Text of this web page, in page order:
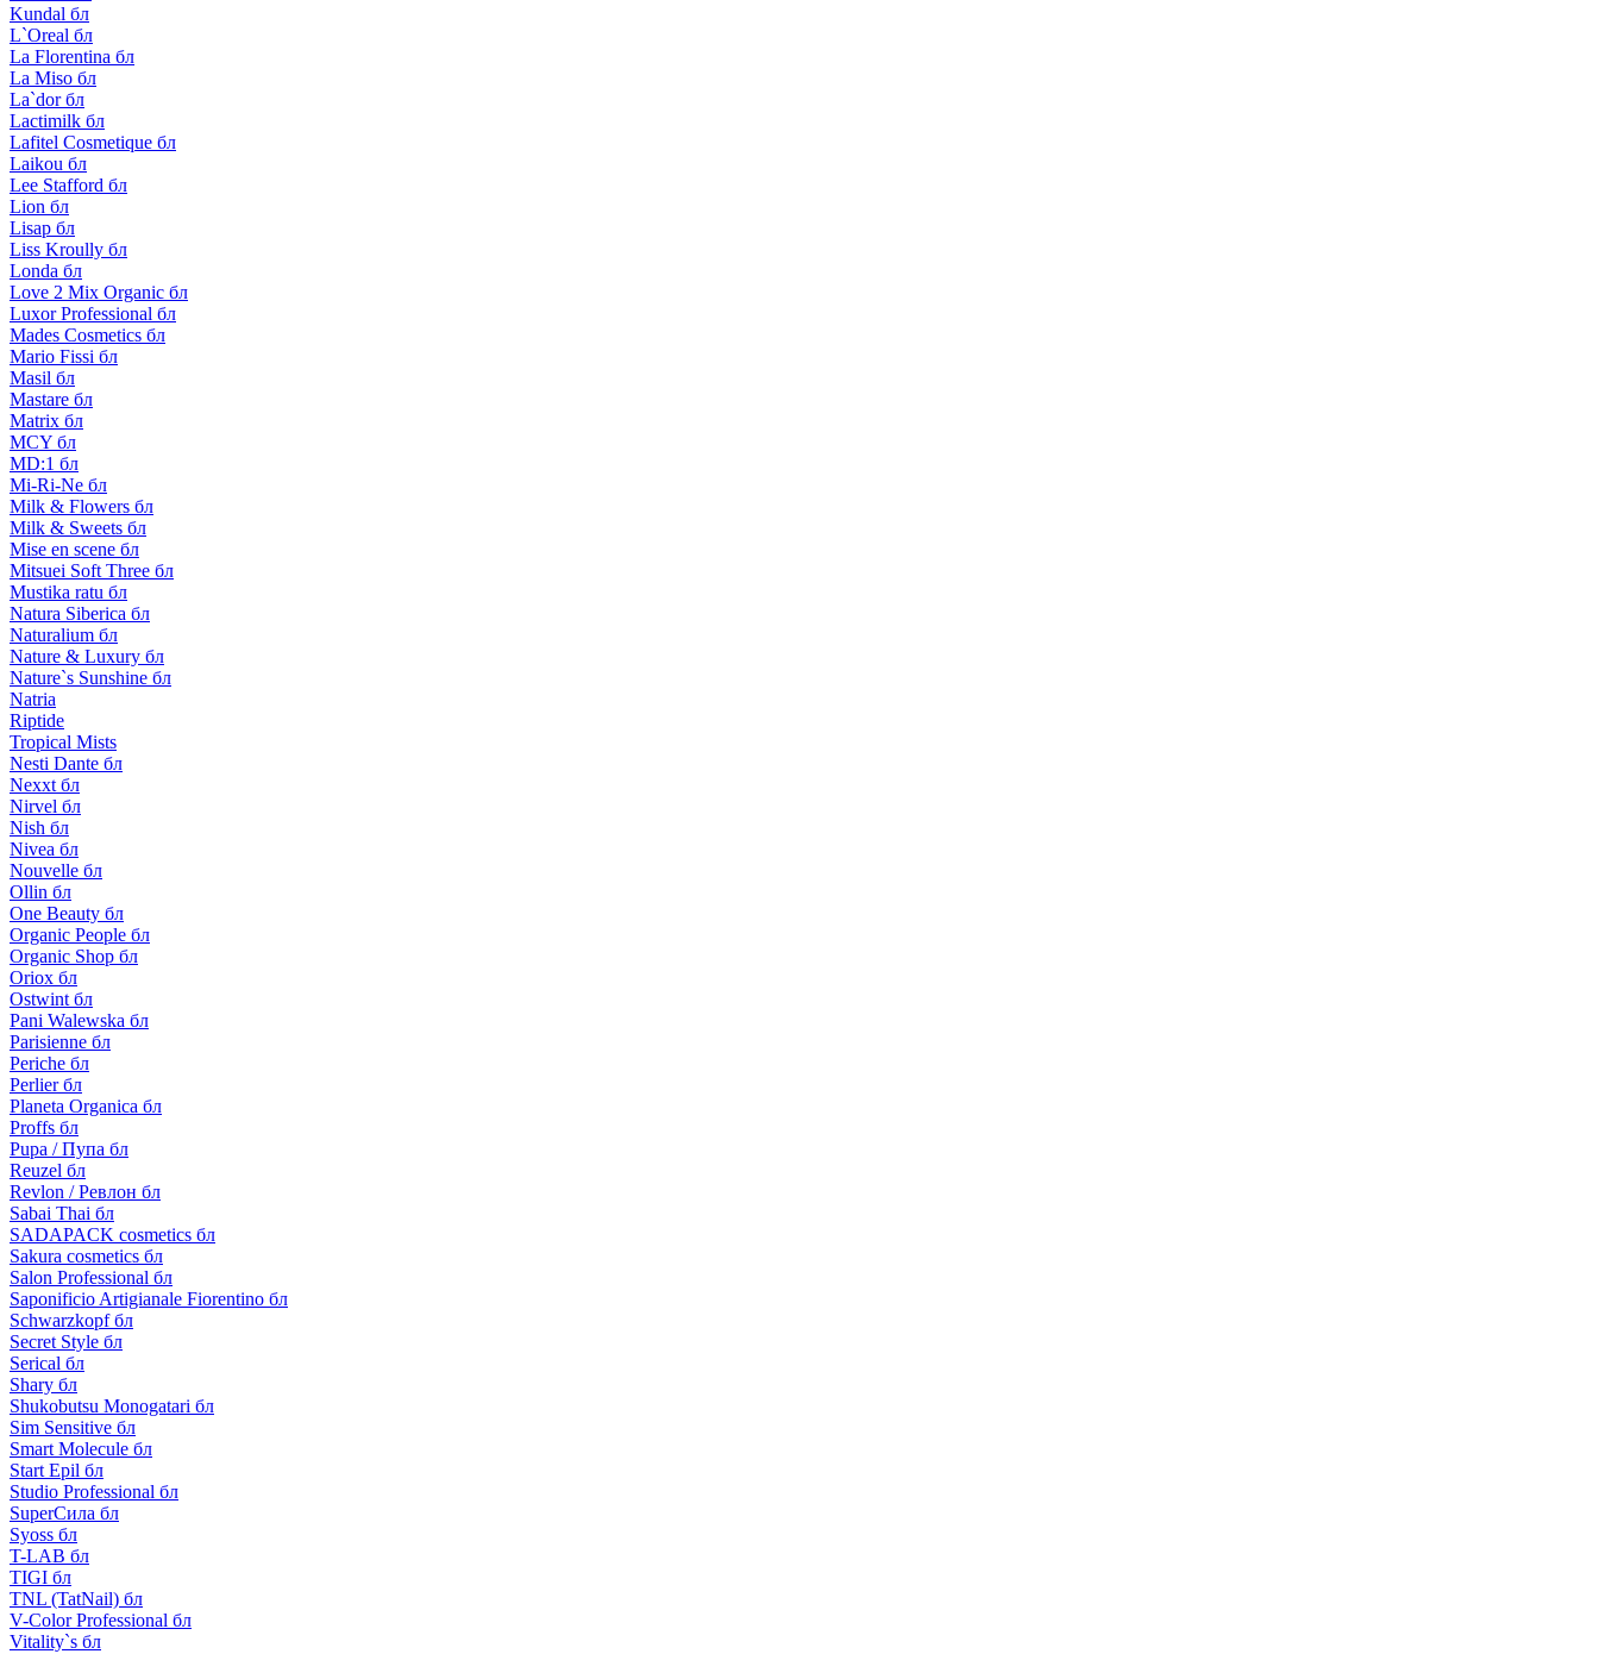
Kundal бл
L`Oreal бл
La Florentina бл
La Miso бл
La`dor бл
Lactimilk бл
Lafitel Cosmetique бл
Laikou бл
Lee Stafford бл
Lion бл
Lisap бл
Liss Kroully бл
Londa бл
Love 2 Mix Organic бл
Luxor Professional бл
Mades Cosmetics бл
Mario Fissi бл
Masil бл
Mastare бл
Matrix бл
MCY бл
MD:1 бл
Mi-Ri-Ne бл
Milk & Flowers бл
Milk & Sweets бл
Mise en scene бл
Mitsuei Soft Three бл
Mustika ratu бл
Natura Siberica бл
Naturalium бл
Nature & Luxury бл
Nature`s Sunshine бл
Natria
Riptide
Tropical Mists
Nesti Dante бл
Nexxt бл
Nirvel бл
Nish бл
Nivea бл
Nouvelle бл
Ollin бл
One Beauty бл
Organic People бл
Organic Shop бл
Oriox бл
Ostwint бл
Pani Walewska бл
Parisienne бл
Periche бл
Perlier бл
Planeta Organica бл
Proffs бл
Pupa / Пупа бл
Reuzel бл
Revlon / Ревлон бл
Sabai Thai бл
SADAPACK cosmetics бл
Sakura cosmetics бл
Salon Professional бл
Saponificio Artigianale Fiorentino бл
Schwarzkopf бл
Secret Style бл
Serical бл
Shary бл
Shukobutsu Monogatari бл
Sim Sensitive бл
Smart Molecule бл
Start Epil бл
Studio Professional бл
SuperСила бл
Syoss бл
T-LAB бл
TIGI бл
TNL (TatNail) бл
V-Color Professional бл
Vitality`s бл